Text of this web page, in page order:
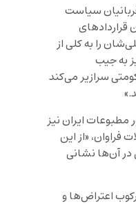
سیاست
قراردادهای
را به کلی از
به جیب
سرازیر می‌کند
مطبوعات ایران نیز
فراوان، «از این
در آن‌ها نشانی
اعتراض‌ها و